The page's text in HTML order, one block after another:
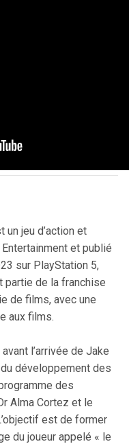
un jeu d’action et
et publié
sur PlayStation 5,
de la franchise
de films, avec une
aux films.
l’arrivée de Jake
développement des
des
Alma Cortez et le
est de former
du joueur appelé « le